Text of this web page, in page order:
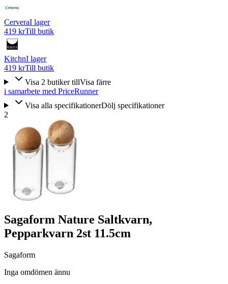
CerveraI lager
419 krTill butik
KitchnI lager
419 krTill butik
Visa 2 butiker tillVisa färre
i samarbete med PriceRunner
Visa alla specifikationerDölj specifikationer
2
Sagaform Nature Saltkvarn,
Pepparkvarn 2st 11.5cm
Sagaform
Inga omdömen ännu